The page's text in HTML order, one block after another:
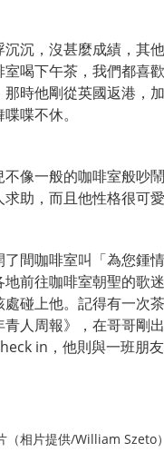
沉，沒甚麼成績，其
喝下午茶，我們都喜
時他剛從英國返港，
喋不休。
像一般的咖啡室般吵
助，而且他性格很可
間咖啡室叫「為您鍾
前往咖啡室朝聖的歌
碰上他。記得有一次
人周報》，在哥哥剛
in，他則與一班朋
相片提供/William Szeto）